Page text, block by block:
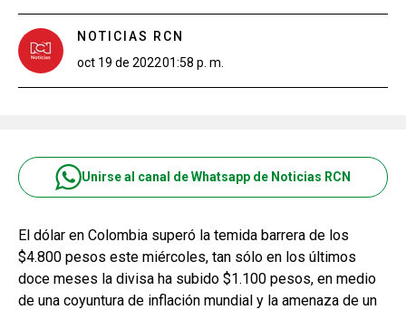
NOTICIAS RCN
oct 19 de 202201:58 p. m.
Unirse al canal de Whatsapp de Noticias RCN
El dólar en Colombia superó la temida barrera de los
$4.800 pesos este miércoles, tan sólo en los últimos
doce meses la divisa ha subido $1.100 pesos, en medio
de una coyuntura de inflación mundial y la amenaza de un